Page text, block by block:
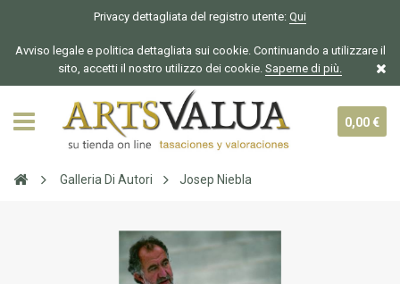
Privacy dettagliata del registro utente: Qui
Avviso legale e politica dettagliata sui cookie. Continuando a utilizzare il
sito, accetti il nostro utilizzo dei cookie. Saperne di più.
0,00 €
Galleria Di Autori Josep Niebla